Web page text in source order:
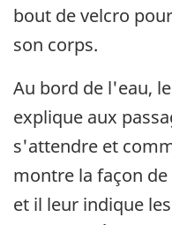
bout de velcro
son corps.
Au bord de l'eau,
explique aux
s'attendre et
montre la façon
et il leur indique